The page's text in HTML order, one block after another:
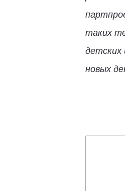
таких
детских
новых